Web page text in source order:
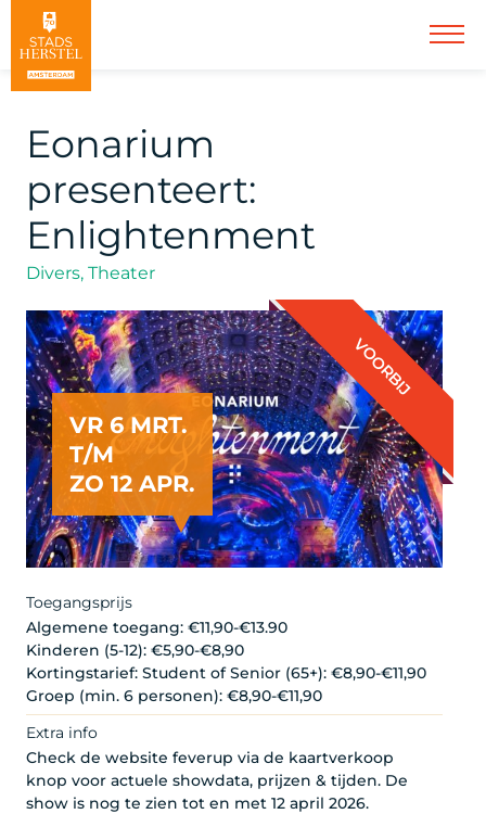
Eonarium
presenteert:
Enlightenment
Divers, Theater
VR 6 MRT.
T/M
ZO 12 APR.
VOORBIJ
Toegangsprijs
Algemene toegang: €11,90-€13.90
Kinderen (5-12): €5,90-€8,90
Kortingstarief: Student of Senior (65+): €8,90-€11,90
Groep (min. 6 personen): €8,90-€11,90
Extra info
Check de website feverup via de kaartverkoop
knop voor actuele showdata, prijzen & tijden. De
show is nog te zien tot en met 12 april 2026.